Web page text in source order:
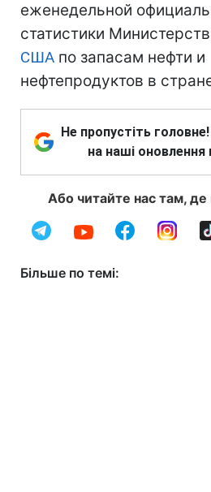
еженедельной
статистики
США по запасам нефти и
нефтепродуктов в
Не пропустіть
на наші оновлення
Або читайте нас там, де
Більше по темі: